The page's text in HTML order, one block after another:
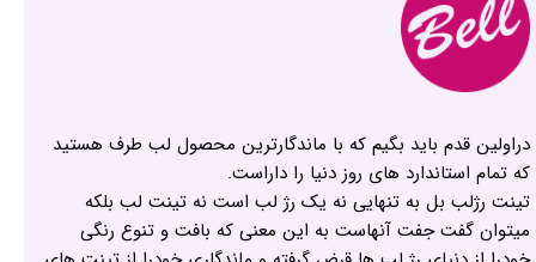
دراولین قدم باید بگیم که با ماندگارترین محصول لب طرف هستید
که تمام استاندارد های روز دنیا را داراست.
تینت رژلب بل به تنهایی نه یک رژ لب است نه تینت لب بلکه
میتوان گفت جفت آنهاست به این معنی که بافت و تنوع رنگی